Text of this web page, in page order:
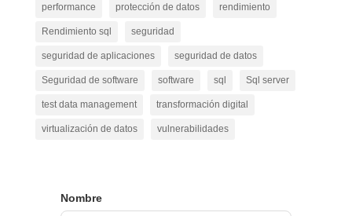
performance protección de datos rendimiento
Rendimiento sql seguridad
seguridad de aplicaciones seguridad de datos
Seguridad de software software sql Sql server
test data management transformación digital
virtualización de datos vulnerabilidades